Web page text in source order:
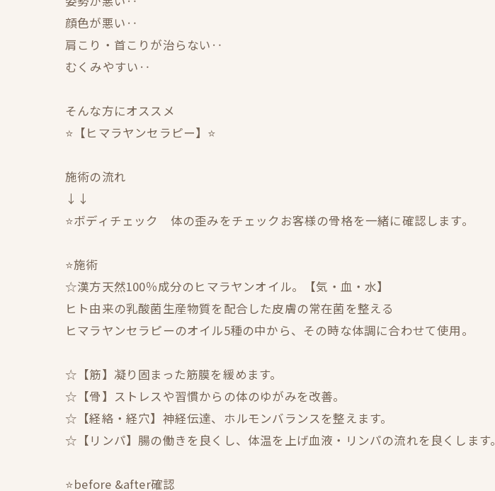
顔色が悪い‥
肩こり・首こりが治らない‥
むくみやすい‥
そんな方にオススメ
⭐️【ヒマラヤンセラピー】⭐️
施術の流れ
↓↓
⭐️ボディチェック 体の歪みをチェックお客様の骨格を一緒に確認します。
⭐️施術
☆漢方天然100％成分のヒマラヤンオイル。【気・血・水】
ヒト由来の乳酸菌生産物質を配合した皮膚の常在菌を整える
ヒマラヤンセラピーのオイル5種の中から、その時な体調に合わせて使用。
☆【筋】凝り固まった筋膜を緩めます。
☆【骨】ストレスや習慣からの体のゆがみを改善。
☆【経絡・経穴】神経伝達、ホルモンバランスを整えます。
☆【リンパ】腸の働きを良くし、体温を上げ血液・リンパの流れを良くします。
⭐️before &after確認